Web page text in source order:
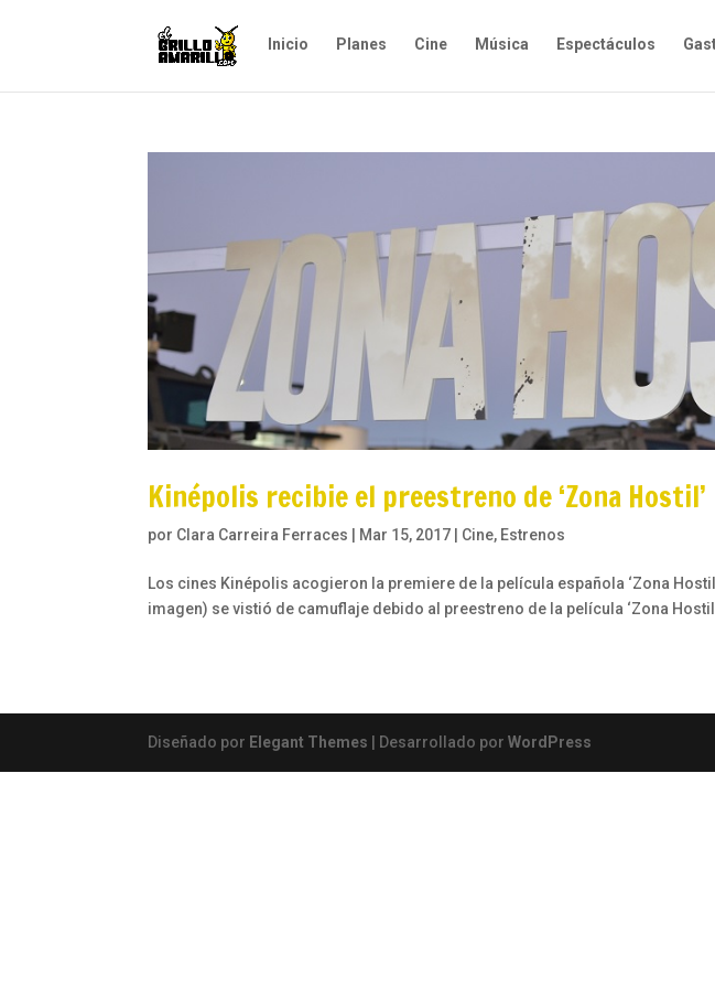
Inicio Planes Cine Música Espectáculos
Kinépolis recibie el preestreno de ‘Zona Hostil’
por Clara Carreira Ferraces Mar 15, 2017 Cine, Estrenos
Los cines Kinépolis acogieron la premiere de la película española ‘Zona
imagen) se vistió de camuflaje debido al preestreno de la película ‘Zona
Diseñado por Elegant Themes | Desarrollado porWordPress